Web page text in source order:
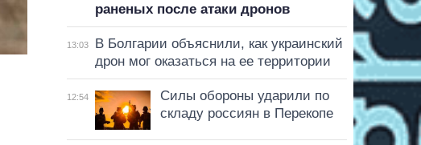
раненых после атаки дронов
13:03
В Болгарии объяснили, как украинский
дрон мог оказаться на ее территории
12:54
Силы обороны ударили по
складу россиян в Перекопе